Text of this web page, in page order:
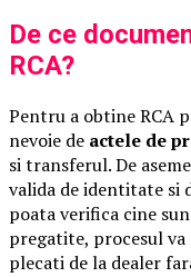
De ce
RCA?
Pentru a obtine RCA
nevoie de actele de
si transferul. De
valida de identitate si
poata verifica cine
pregatite, procesul va
plecati de la dealer